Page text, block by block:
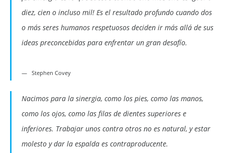
diez, cien o incluso mil! Es el resultado profundo cuando dos
o más seres humanos respetuosos deciden ir más allá de sus
ideas preconcebidas para enfrentar un gran desafío.
Stephen Covey
Nacimos para la sinergia, como los pies, como las manos,
como los ojos, como las filas de dientes superiores e
inferiores. Trabajar unos contra otros no es natural, y estar
molesto y dar la espalda es contraproducente.